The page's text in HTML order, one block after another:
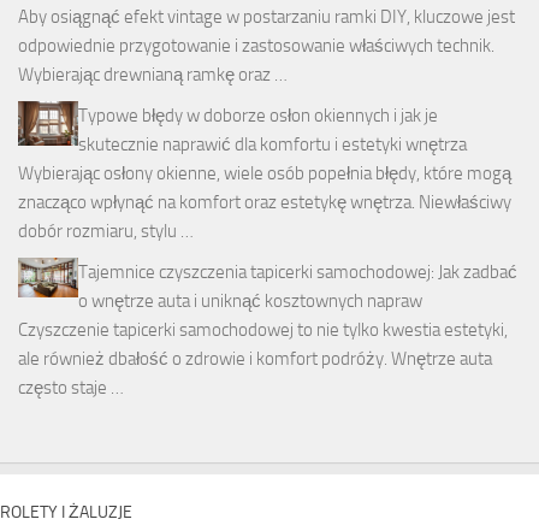
Aby osiągnąć efekt vintage w postarzaniu ramki DIY, kluczowe jest
odpowiednie przygotowanie i zastosowanie właściwych technik.
Wybierając drewnianą ramkę oraz …
Typowe błędy w doborze osłon okiennych i jak je
skutecznie naprawić dla komfortu i estetyki wnętrza
Wybierając osłony okienne, wiele osób popełnia błędy, które mogą
znacząco wpłynąć na komfort oraz estetykę wnętrza. Niewłaściwy
dobór rozmiaru, stylu …
Tajemnice czyszczenia tapicerki samochodowej: Jak zadbać
o wnętrze auta i uniknąć kosztownych napraw
Czyszczenie tapicerki samochodowej to nie tylko kwestia estetyki,
ale również dbałość o zdrowie i komfort podróży. Wnętrze auta
często staje …
ROLETY I ŻALUZJE